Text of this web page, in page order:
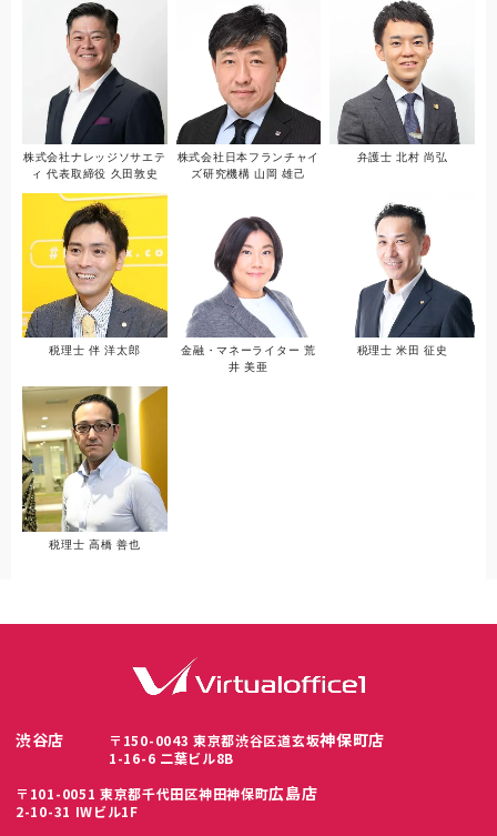
株式会社ナレッジソサエテ
ィ 代表取締役 久田敦史
株式会社日本フランチャイ
ズ研究機構 山岡 雄己
弁護士 北村 尚弘
税理士 伴 洋太郎
金融・マネーライター 荒
井 美亜
税理士 米田 征史
税理士 高橋 善也
渋谷店
〒150-0043 東京都渋谷区道玄坂
1-16-6 二葉ビル8B
神保町店
〒101-0051 東京都千代田区神田神保町
2-10-31 IWビル1F
広島店